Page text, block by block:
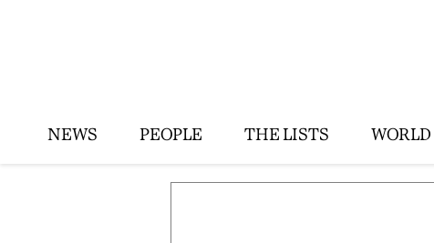
NEWS PEOPLE THE LISTS WORLD